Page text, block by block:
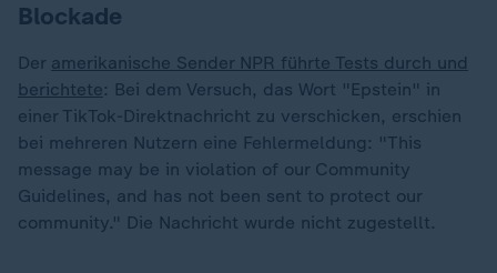
Blockade
Der amerikanische Sender NPR führte Tests durch und
berichtete: Bei dem Versuch, das Wort "Epstein" in
einer TikTok-Direktnachricht zu verschicken, erschien
bei mehreren Nutzern eine Fehlermeldung: "This
message may be in violation of our Community
Guidelines, and has not been sent to protect our
community." Die Nachricht wurde nicht zugestellt.